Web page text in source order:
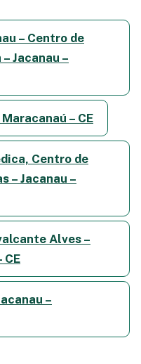
– Centro de
Jacanau –
– CE
Centro de
– Jacanau –
Alves –
CE
–